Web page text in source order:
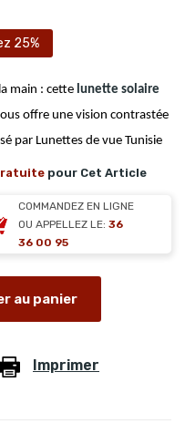
25%
main : cette lunette solaire
offre une vision contrastée
par Lunettes de vue Tunisie
pour Cet Article
COMMANDEZ EN LIGNE
OU APPELLEZ LE: 36
36 00 95
au panier
Imprimer